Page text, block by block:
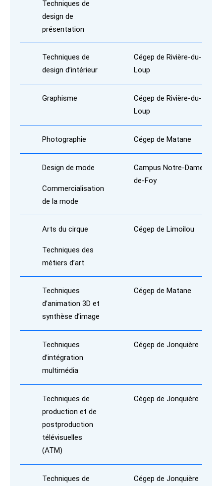
Techniques de
design de
présentation
Techniques de
design d’intérieur
Cégep de Rivière-du-
Loup
Graphisme
Cégep de Rivière-du-
Loup
Photographie Cégep de Matane
Design de mode
Commercialisation
de la mode
Campus Notre-Dame-
de-Foy
Arts du cirque
Techniques des
métiers d’art
Cégep de Limoilou
Techniques
d’animation 3D et
synthèse d’image
Cégep de Matane
Techniques
d’intégration
multimédia
Cégep de Jonquière
Techniques de
production et de
postproduction
télévisuelles
(ATM)
Cégep de Jonquière
Techniques de
Cégep de Jonquière